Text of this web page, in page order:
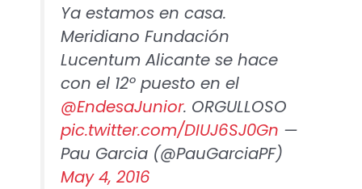
Ya estamos en casa.
Meridiano Fundación
Lucentum Alicante se hace
con el 12º puesto en el
@EndesaJunior. ORGULLOSO
pic.twitter.com/DIUJ6SJ0Gn —
Pau Garcia (@PauGarciaPF)
May 4, 2016